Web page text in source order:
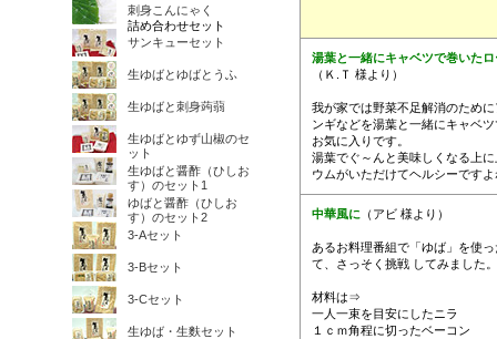
湯葉と一緒にキャベツで巻いた
（Ｋ.Ｔ 様より）
我が家では野菜不足解消のため
ンギなどを湯葉と一緒にキャベ
お気に入りです。
湯葉でぐ～んと美味しくなる上
ウムがいただけてヘルシーです
中華風に （アビ 様より）
あるお料理番組で「ゆば」を使
て、さっそく挑戦 してみました。
材料は⇒
一人一束を目安にしたニラ
１ｃｍ角程に切ったベーコン
刺身こんにゃく
詰め合わせセット
サンキューセット
生ゆばとゆばとうふ
生ゆばと刺身蒟蒻
生ゆばとゆず山椒のセ
ット
生ゆばと醤酢（ひしお
す）のセット1
ゆばと醤酢（ひしお
す）のセット2
3-Aセット
3-Bセット
3-Cセット
生ゆば・生麩セット